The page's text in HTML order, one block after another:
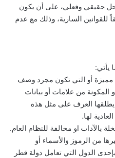
حقيقي وفعلي، على أن يكون
السارية، وذلك مع عدم
يأتي:
مميزة أو التي تكون مجرد وصف
من علامات أو بيانات
يطلقها العرف على مثل هذه
لها.
بالآداب او مخالفة للنظام العام.
من الرموز والأسماء أو
الدول التي تعامل دولة قطر